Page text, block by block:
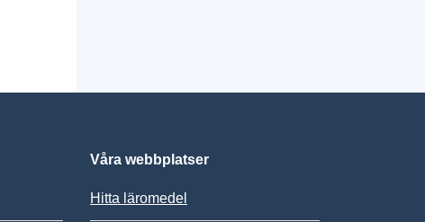
Våra webbplatser
Hitta läromedel